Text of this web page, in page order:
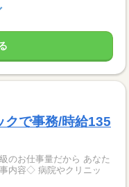
クで事務/時給135
のお仕事量だから あなた